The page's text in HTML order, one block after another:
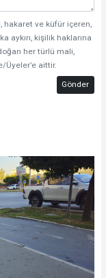
hakaret ve küfür içeren,
aykırı, kişilik haklarına
her türlü mali,
Üyeler’e aittir.
Gönder